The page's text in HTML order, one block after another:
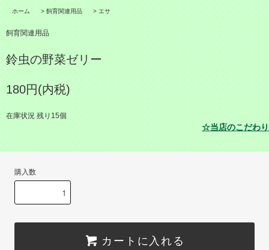
ホーム > 飼育関連用品 > エサ
飼育関連用品
鈴虫の野菜ゼリー
180円(内税)
在庫状況 残り15個
☆当店のこだわり
購入数
カートに入れる